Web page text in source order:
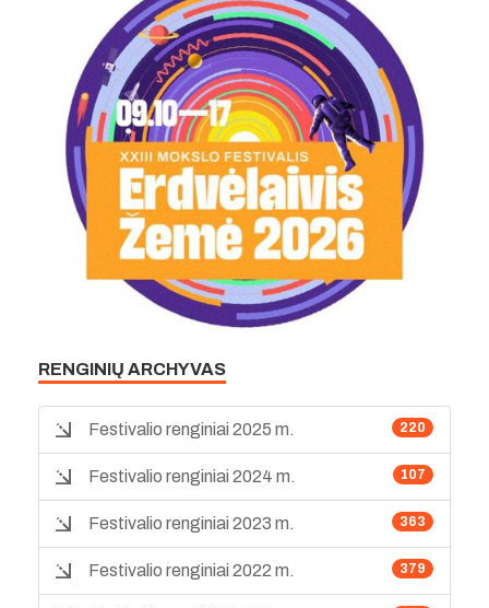
RENGINIŲ ARCHYVAS
220
Festivalio renginiai 2025 m.
107
Festivalio renginiai 2024 m.
363
Festivalio renginiai 2023 m.
379
Festivalio renginiai 2022 m.